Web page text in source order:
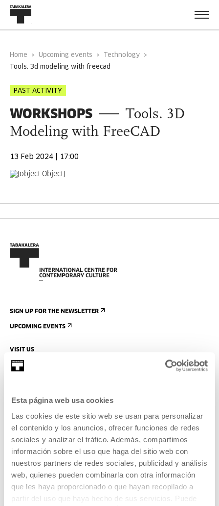
Esta página web usa cookies
Las cookies de este sitio web se usan para personalizar
el contenido y los anuncios, ofrecer funciones de redes
sociales y analizar el tráfico. Además, compartimos
información sobre el uso que haga del sitio web con
nuestros partners de redes sociales, publicidad y análisis
web, quienes pueden combinarla con otra información
que les haya proporcionado o que hayan recopilado a
partir del uso que haya hecho de sus servicios. Puede
Home Upcoming events
Technology
tools. 3d modeling with freecad
PAST ACTIVITY
WORKSHOPS
Tools. 3D
Modeling with FreeCAD
13 Feb 2024 | 17:00
SIGN UP FOR THE NEWSLETTER
UPCOMING EVENTS
VISIT US
CONTACT AND OPENING TIMES
ACCESSIBILITY
RULES
PRESS
RENTAL OF SPACES